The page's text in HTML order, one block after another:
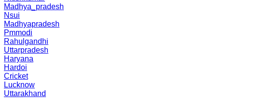
Madhya_pradesh
Nsui
Madhyapradesh
Pmmodi
Rahulgandhi
Uttarpradesh
Haryana
Hardoi
Cricket
Lucknow
Uttarakhand